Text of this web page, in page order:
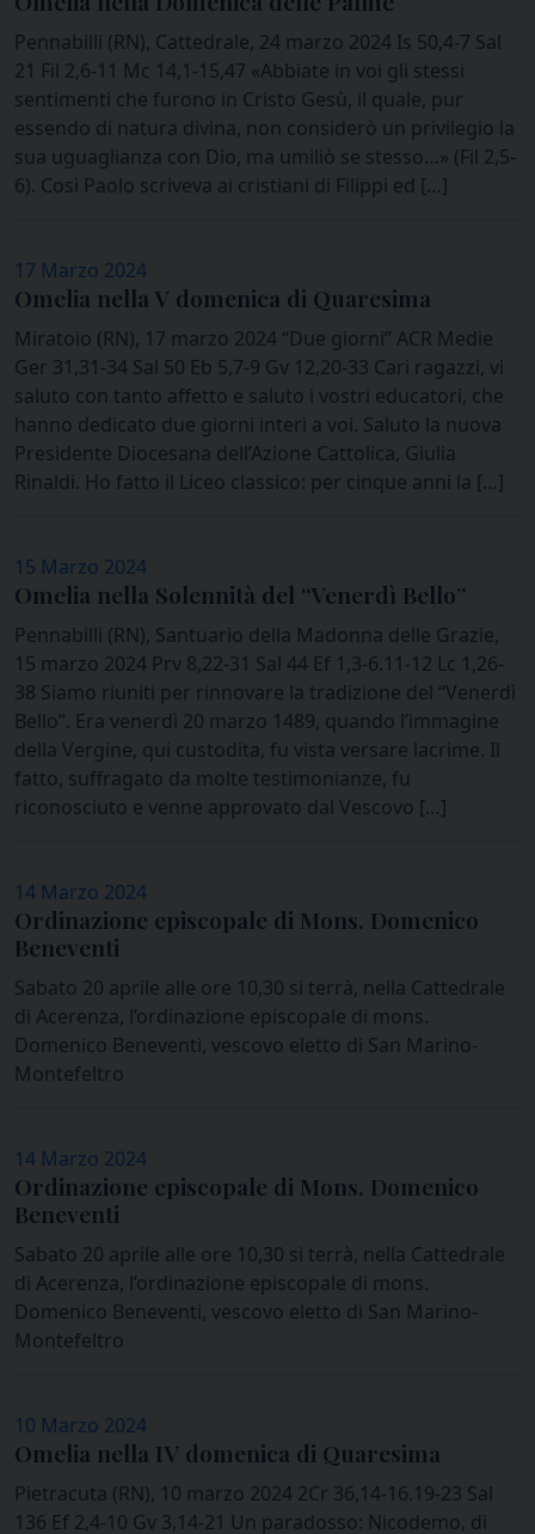
Pennabilli (RN), Cattedrale, 24 marzo 2024 Is 50,4-7 Sal
21 Fil 2,6-11 Mc 14,1-15,47 «Abbiate in voi gli stessi
sentimenti che furono in Cristo Gesù, il quale, pur
essendo di natura divina, non considerò un privilegio la
sua uguaglianza con Dio, ma umiliò se stesso…» (Fil 2,5-
6). Così Paolo scriveva ai cristiani di Filippi ed […]
17 Marzo 2024
Omelia nella V domenica di Quaresima
Miratoio (RN), 17 marzo 2024 “Due giorni” ACR Medie
Ger 31,31-34 Sal 50 Eb 5,7-9 Gv 12,20-33 Cari ragazzi, vi
saluto con tanto affetto e saluto i vostri educatori, che
hanno dedicato due giorni interi a voi. Saluto la nuova
Presidente Diocesana dell’Azione Cattolica, Giulia
Rinaldi. Ho fatto il Liceo classico: per cinque anni la […]
15 Marzo 2024
Omelia nella Solennità del “Venerdì Bello”
Pennabilli (RN), Santuario della Madonna delle Grazie,
15 marzo 2024 Prv 8,22-31 Sal 44 Ef 1,3-6.11-12 Lc 1,26-
38 Siamo riuniti per rinnovare la tradizione del “Venerdì
Bello”. Era venerdì 20 marzo 1489, quando l’immagine
della Vergine, qui custodita, fu vista versare lacrime. Il
fatto, suffragato da molte testimonianze, fu
riconosciuto e venne approvato dal Vescovo […]
14 Marzo 2024
Ordinazione episcopale di Mons. Domenico
Beneventi
Sabato 20 aprile alle ore 10,30 si terrà, nella Cattedrale
di Acerenza, l’ordinazione episcopale di mons.
Domenico Beneventi, vescovo eletto di San Marino-
Montefeltro
14 Marzo 2024
Ordinazione episcopale di Mons. Domenico
Beneventi
Sabato 20 aprile alle ore 10,30 si terrà, nella Cattedrale
di Acerenza, l’ordinazione episcopale di mons.
Domenico Beneventi, vescovo eletto di San Marino-
Montefeltro
10 Marzo 2024
Omelia nella IV domenica di Quaresima
Pietracuta (RN), 10 marzo 2024 2Cr 36,14-16.19-23 Sal
136 Ef 2,4-10 Gv 3,14-21 Un paradosso: Nicodemo, di